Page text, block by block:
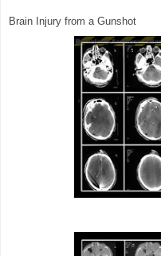
Brain Ιnjury from a Gunshot